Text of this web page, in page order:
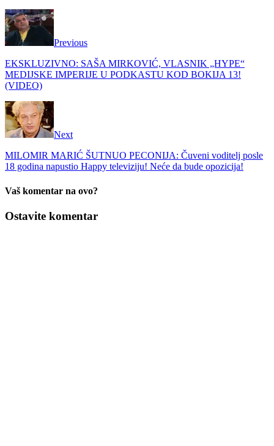
Previous
EKSKLUZIVNO: SAŠA MIRKOVIĆ, VLASNIK „HYPE“
MEDIJSKE IMPERIJE U PODKASTU KOD BOKIJA 13!
(VIDEO)
Next
MILOMIR MARIĆ ŠUTNUO PECONIJA: Čuveni voditelj posle
18 godina napustio Happy televiziju! Neće da bude opozicija!
Vaš komentar na ovo?
Ostavite komentar